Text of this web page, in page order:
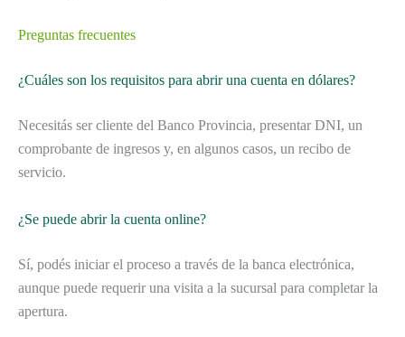
Preguntas frecuentes
¿Cuáles son los requisitos para abrir una cuenta en dólares?
Necesitás ser cliente del Banco Provincia, presentar DNI, un
comprobante de ingresos y, en algunos casos, un recibo de
servicio.
¿Se puede abrir la cuenta online?
Sí, podés iniciar el proceso a través de la banca electrónica,
aunque puede requerir una visita a la sucursal para completar la
apertura.